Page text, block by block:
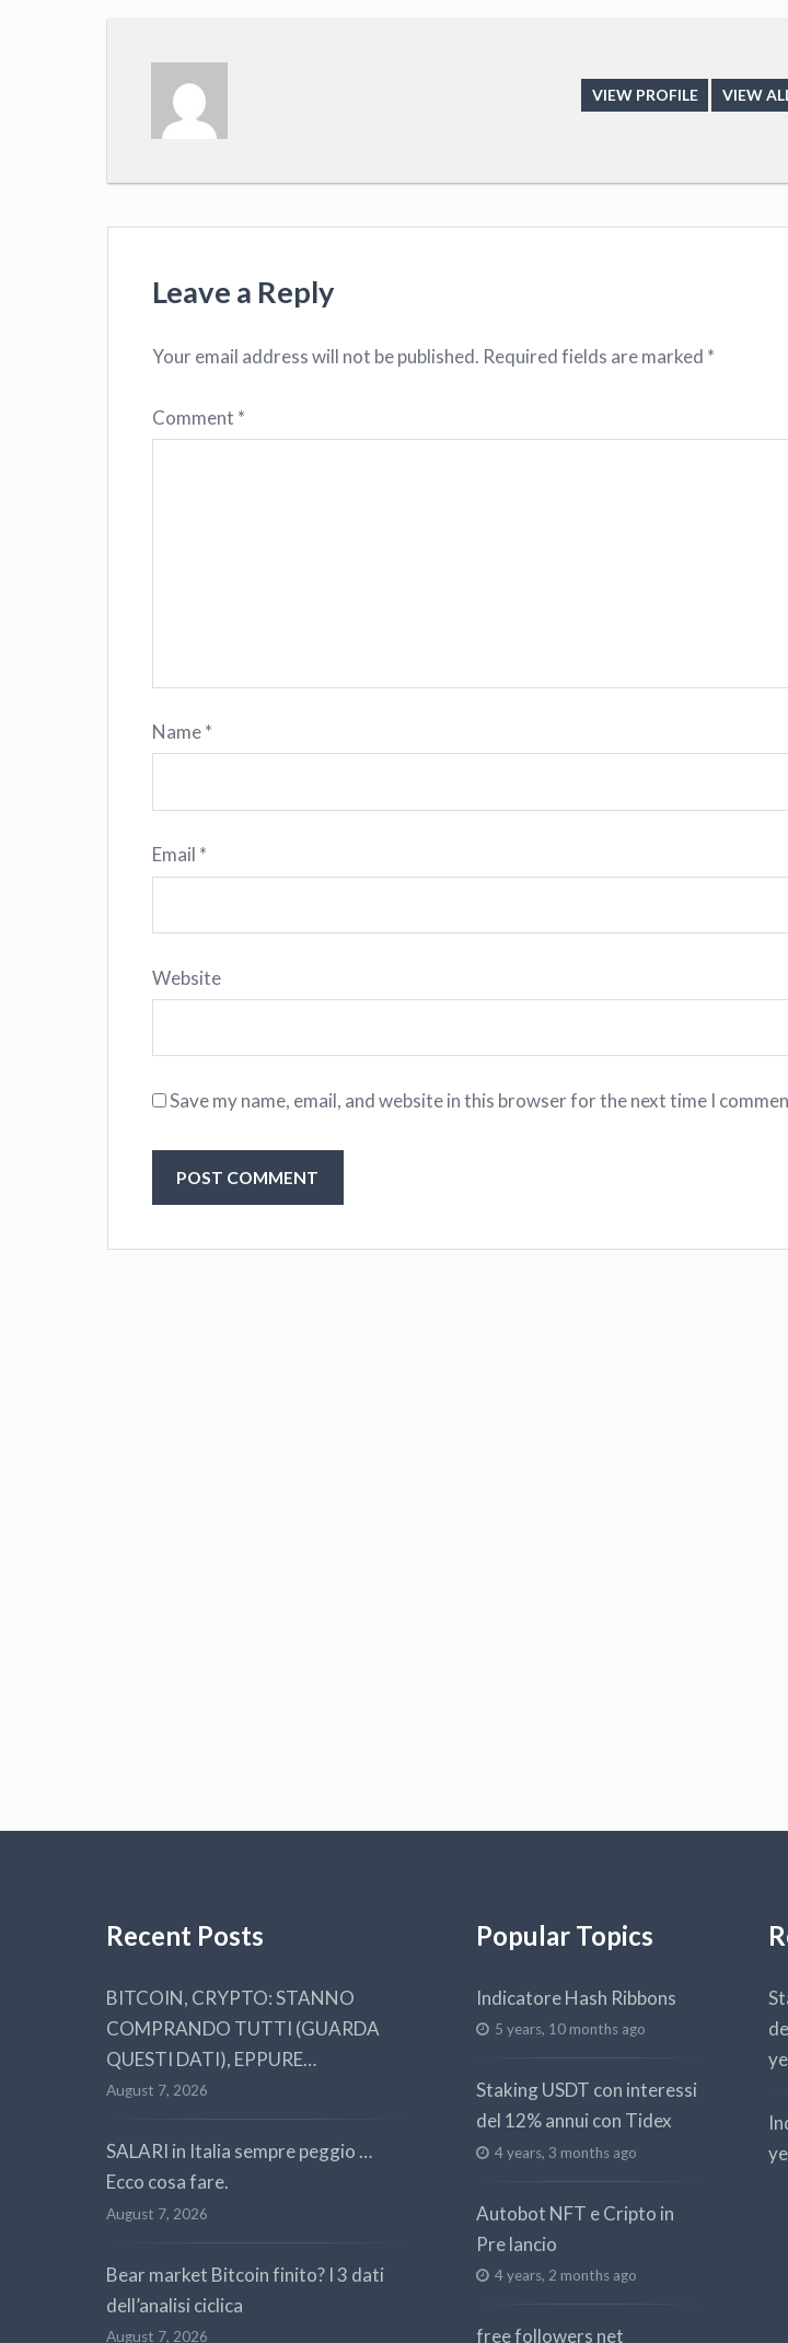
VIEW PROFILE VIEW
Leave a Reply
Your email address will not be published. Required fields are marked *
Comment *
Name*
Email *
Website
Save my name, email, and website in this browser for the next time I
Recent Posts
BITCOIN, CRYPTO: STANNO
COMPRANDO TUTTI (GUARDA
QUESTI DATI), EPPURE…
August 7, 2026
SALARI in Italia sempre peggio …
Ecco cosa fare.
August 7, 2026
Bear market Bitcoin finito? I 3 dati
dell’analisi ciclica
August 7, 2026
Popular Topics
Indicatore Hash Ribbons
5 years, 10 months ago
Staking USDT con interessi
del 12% annui con Tidex
4 years, 3 months ago
Autobot NFT e Cripto in
Pre lancio
4 years, 2 months ago
free followers net